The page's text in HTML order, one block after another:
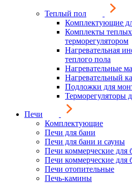
Теплый пол
Комплектующие
Комплекты
терморегулятором
Нагревательная
теплого пола
Нагревательные
Нагревательный
Подложки для
Терморегуляторы
Печи
Комплектующие
Печи для бани
Печи для бани и сауны
Печи коммерческие для
Печи коммерческие для
Печи отопительные
Печь-камины